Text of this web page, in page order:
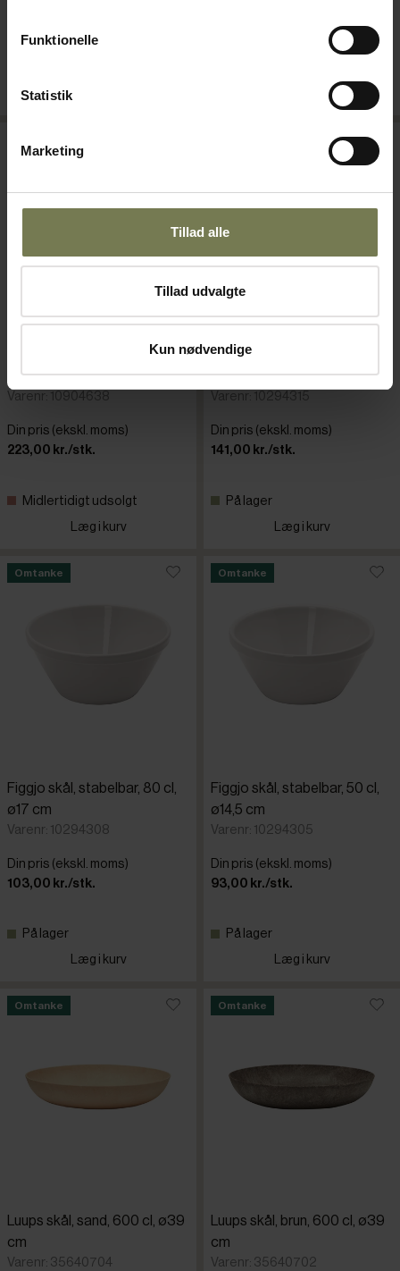
Funktionelle
Statistik
Marketing
Tillad alle
Tillad udvalgte
Kun nødvendige
Læg i kurv
Læg i kurv
Figgjo Europa skål på fod, 110
cl, ø18,5 cm
Varenr: 10904638
Din pris (ekskl. moms)
223,00 kr./stk.
Midlertidigt udsolgt
Læg i kurv
Figgjo skål, stabelbar, 150 cl,
ø21 cm
Varenr: 10294315
Din pris (ekskl. moms)
141,00 kr./stk.
På lager
Læg i kurv
Omtanke
Figgjo skål, stabelbar, 80 cl,
ø17 cm
Varenr: 10294308
Din pris (ekskl. moms)
103,00 kr./stk.
På lager
Læg i kurv
Omtanke
Figgjo skål, stabelbar, 50 cl,
ø14,5 cm
Varenr: 10294305
Din pris (ekskl. moms)
93,00 kr./stk.
På lager
Læg i kurv
Omtanke
Luups skål, sand, 600 cl, ø39
cm
Varenr: 35640704
Omtanke
Luups skål, brun, 600 cl, ø39
cm
Varenr: 35640702